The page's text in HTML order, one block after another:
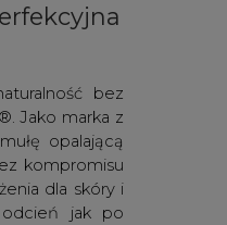
bez
Jako marka z
opalającą
kompromisu
dla skóry i
odcień jak po